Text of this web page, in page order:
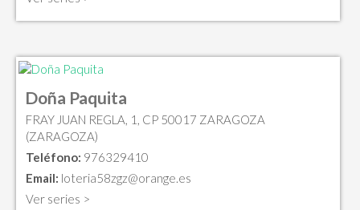
Doña Paquita
FRAY JUAN REGLA, 1, CP 50017 ZARAGOZA
(ZARAGOZA)
Teléfono: 976329410
Email: loteria58zgz@orange.es
Ver series >